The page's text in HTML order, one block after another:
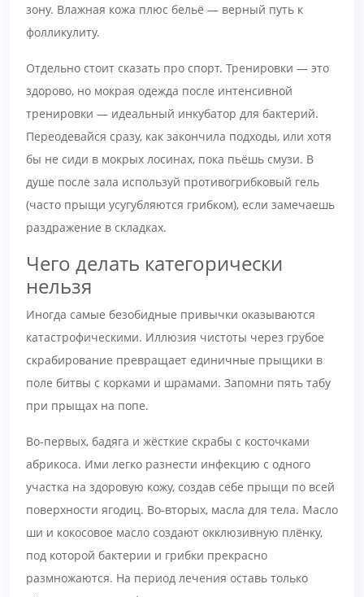
зону. Влажная кожа плюс бельё — верный путь к
фолликулиту.
Отдельно стоит сказать про спорт. Тренировки — это
здорово, но мокрая одежда после интенсивной
тренировки — идеальный инкубатор для бактерий.
Переодевайся сразу, как закончила подходы, или хотя
бы не сиди в мокрых лосинах, пока пьёшь смузи. В
душе после зала используй противогрибковый гель
(часто прыщи усугубляются грибком), если замечаешь
раздражение в складках.
Чего делать категорически
нельзя
Иногда самые безобидные привычки оказываются
катастрофическими. Иллюзия чистоты через грубое
скрабирование превращает единичные прыщики в
поле битвы с корками и шрамами. Запомни пять табу
при прыщах на попе.
Во-первых, бадяга и жёсткие скрабы с косточками
абрикоса. Ими легко разнести инфекцию с одного
участка на здоровую кожу, создав себе прыщи по всей
поверхности ягодиц. Во-вторых, масла для тела. Масло
ши и кокосовое масло создают окклюзивную плёнку,
под которой бактерии и грибки прекрасно
размножаются. На период лечения оставь только